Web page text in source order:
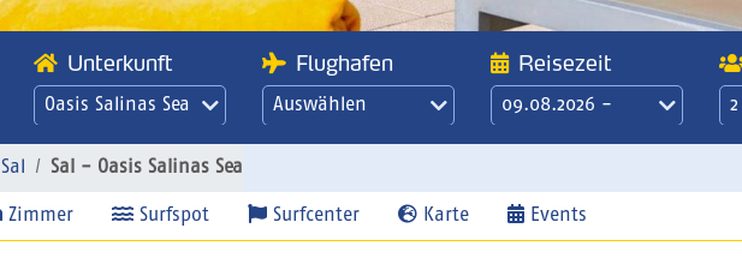
Unterkunft
Oasis Salinas Sea
Sea
Flughafen
Auswählen
Reisezeit
09.08.2026 -
/ 3 Wochen
Sal Sal - Oasis Salinas Sea
Zimmer Surfspot Surfcenter Karte Events